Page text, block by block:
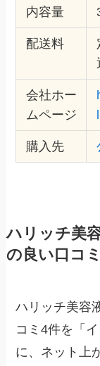
内容量
配送料
会社ホー
ムページ
購入先
ハリッチ美
の良い口コ
ハリッチ美容
コミ4件を「
に、ネット上